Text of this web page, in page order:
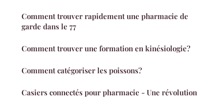
Comment trouver rapidement une pharmacie de
garde dans le 77
Comment trouver une formation en kinésiologie?
Comment catégoriser les poissons?
Casiers connectés pour pharmacie - Une révolution